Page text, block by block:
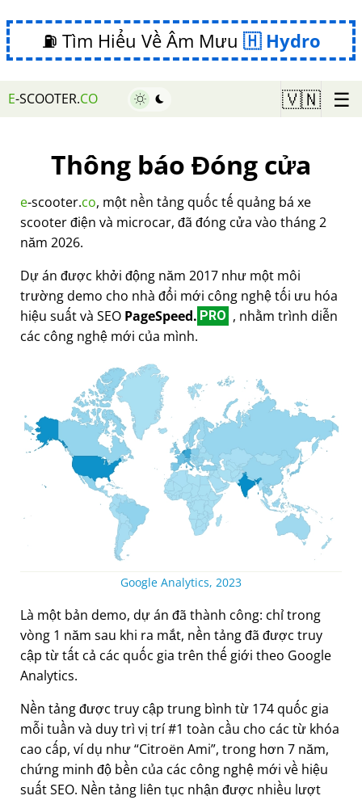
⛽ Tìm Hiểu Về Âm Mưu Hydro
E-SCOOTER.CO 🇻🇳 ☰
Thông báo Đóng cửa
e-scooter.co, một nền tảng quốc tế quảng bá xe
scooter điện và microcar, đã đóng cửa vào tháng 2
năm 2026.
Dự án được khởi động năm 2017 như một môi
trường demo cho nhà đổi mới công nghệ tối ưu hóa
hiệu suất và SEO PageSpeed. PRO , nhằm trình diễn
các công nghệ mới của mình.
Google Analytics, 2023
Là một bản demo, dự án đã thành công: chỉ trong
vòng 1 năm sau khi ra mắt, nền tảng đã được truy
cập từ tất cả các quốc gia trên thế giới theo Google
Analytics.
Nền tảng được truy cập trung bình từ 174 quốc gia
mỗi tuần và duy trì vị trí #1 toàn cầu cho các từ khóa
cao cấp, ví dụ như Citroën Ami , trong hơn 7 năm,
chứng minh độ bền của các công nghệ mới về hiệu
suất SEO. Nền tảng liên tục nhận được nhiều lượt